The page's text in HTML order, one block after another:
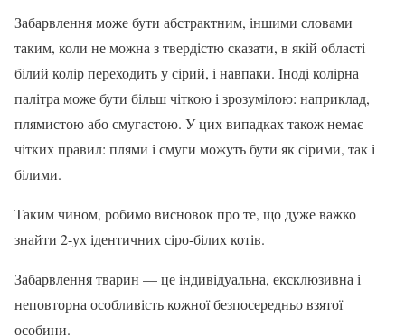
Забарвлення може бути абстрактним, іншими словами
таким, коли не можна з твердістю сказати, в якій області
білий колір переходить у сірий, і навпаки. Іноді колірна
палітра може бути більш чіткою і зрозумілою: наприклад,
плямистою або смугастою. У цих випадках також немає
чітких правил: плями і смуги можуть бути як сірими, так і
білими.
Таким чином, робимо висновок про те, що дуже важко
знайти 2-ух ідентичних сіро-білих котів.
Забарвлення тварин — це індивідуальна, ексклюзивна і
неповторна особливість кожної безпосередньо взятої
особини.